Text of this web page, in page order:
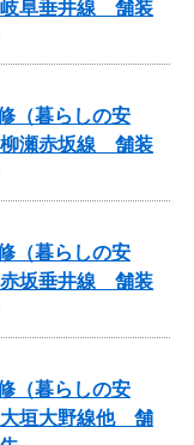
岐阜垂井線 舗装
（暮らしの安
柳瀬赤坂線 舗装
（暮らしの安
赤坂垂井線 舗装
（暮らしの安
大垣大野線他 舗